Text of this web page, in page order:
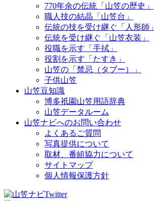
770年余の伝統「山笠の歴史」
職人技の結晶「山笠台」
伝統の技を受け継ぐ「人形師」
伝統を受け継ぐ「山笠衣装」
役職を示す「手拭」
役割を示す「たすき」
山笠の「禁忌（タブー）」
子供山笠
山笠豆知識
博多祇園山笠用語辞典
山笠データルーム
山笠ナビへのお問い合わせ
よくあるご質問
写真提供について
取材、番組協力について
サイトマップ
個人情報保護方針